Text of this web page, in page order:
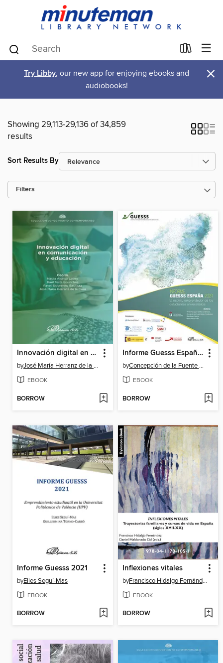
Try Libby, our new app for enjoying ebooks and
audiobooks!
×
Showing 29,113-29,136 of 34,859
results
Sort Results By
Filters
Innovación digital en comunicación y educación
by José María Herranz de la Casa
EBOOK
BORROW
Informe Guesss España 2021
by Concepción de la Fuente Cabrero
EBOOK
BORROW
Informe Guesss 2021
byElies Seguí-Mas
EBOOK
BORROW
Inflexiones vitales
by Francisco Hidalgo Fernández
EBOOK
BORROW